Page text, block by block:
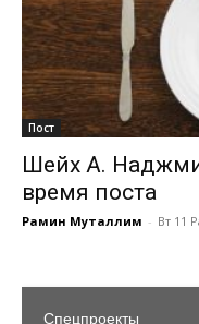
Пост
Шейх А.
время поста
Рамин Муталлим - Вт 11
Спецпроекты